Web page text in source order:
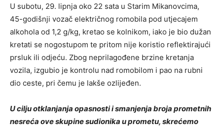
U subotu, 29. lipnja oko 22 sata u Starim Mikanovcima,
45-godišnji vozač električnog romobila pod utjecajem
alkohola od 1,2 g/kg, kretao se kolnikom, iako je bio dužan
kretati se nogostupom te pritom nije koristio reflektirajući
prsluk ili odjeću. Zbog neprilagođene brzine kretanja
vozila, izgubio je kontrolu nad romobilom i pao na rubni
dio ceste, pri čemu je lakše ozlijeđen.
U cilju otklanjanja opasnosti i smanjenja broja prometnih
nesreća ove skupine sudionika u prometu, skrećemo